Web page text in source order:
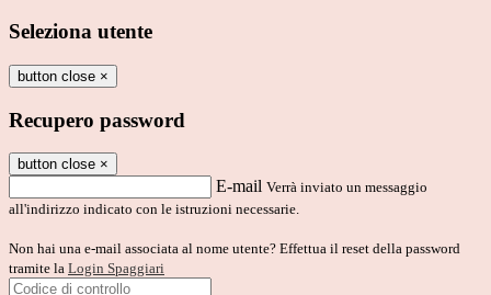
Seleziona utente
button close ×
Recupero password
button close ×
E-mail Verrà inviato un messaggio
all'indirizzo indicato con le istruzioni necessarie.
Non hai una e-mail associata al nome utente? Effettua il reset della password
tramite la Login Spaggiari